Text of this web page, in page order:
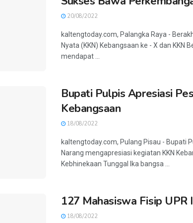
20/08/2022
kaltengtoday.com, Palangka Raya -
Nyata (KKN) Kebangsaan ke - X dan KKN
mendapat ...
Bupati Pulpis Apresiasi
Kebangsaan
18/08/2022
kaltengtoday.com, Pulang Pisau - Bupati
Narang mengapresiasi kegiatan KKN
Kebhinekaan Tunggal Ika bangsa ...
127 Mahasiswa Fisip UPR
18/08/2022